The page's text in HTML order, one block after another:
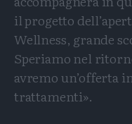
il progetto
Wellness, grande
Speriamo nel
avremo un’offerta
trattamenti».